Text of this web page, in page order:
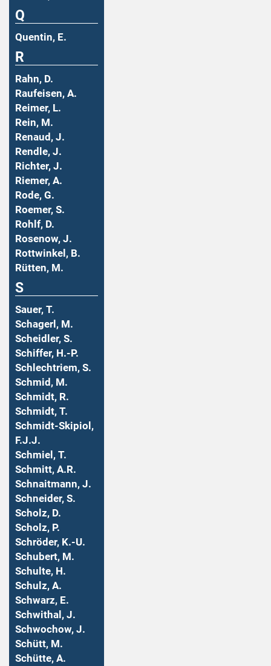
Q
Quentin, E.
R
Rahn, D.
Raufeisen, A.
Reimer, L.
Rein, M.
Renaud, J.
Rendle, J.
Richter, J.
Riemer, A.
Rode, G.
Roemer, S.
Rohlf, D.
Rosenow, J.
Rottwinkel, B.
Rütten, M.
S
Sauer, T.
Schagerl, M.
Scheidler, S.
Schiffer, H.-P.
Schlechtriem, S.
Schmid, M.
Schmidt, R.
Schmidt, T.
Schmidt-Skipiol,
F.J.J.
Schmiel, T.
Schmitt, A.R.
Schnaitmann, J.
Schneider, S.
Scholz, D.
Scholz, P.
Schröder, K.-U.
Schubert, M.
Schulte, H.
Schulz, A.
Schwarz, E.
Schwithal, J.
Schwochow, J.
Schütt, M.
Schütte, A.